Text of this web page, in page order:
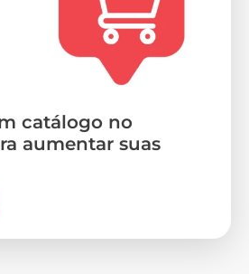
catálogo no
aumentar suas